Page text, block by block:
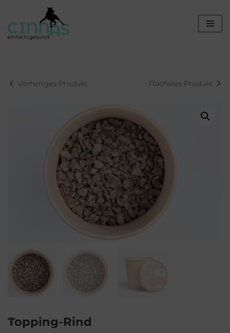
Zum
Inhalt
Vorheriges Produkt Nächstes Produkt
Topping-Rind